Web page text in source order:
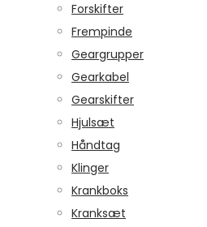
Forskifter
Frempinde
Geargrupper
Gearkabel
Gearskifter
Hjulsæt
Håndtag
Klinger
Krankboks
Kranksæt